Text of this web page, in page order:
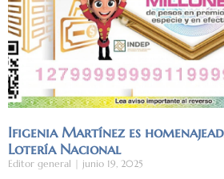
Ifigenia Martínez es
Lotería Nacional
Editor general junio 19, 2025